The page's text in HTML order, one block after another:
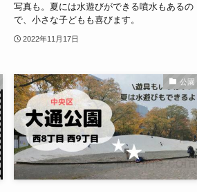
写真も。夏には水遊びができる噴水もあるの
で、小さな子どもも喜びます。
2022年11月17日
公園